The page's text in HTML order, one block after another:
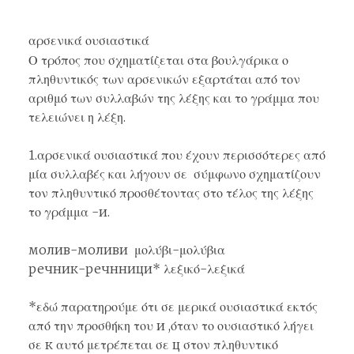
αρσενικά ουσιαστικά
Ο τρόπος που σχηματίζεται στα βουλγάρικα ο
πληθυντικός των αρσενικών εξαρτάται από τον
αριθμό των συλλαβών της λέξης και το γράμμα που
τελειώνει η λέξη.
1.αρσενικά ουσιαστικά που έχουν περισσότερες από
μία συλλαβές και λήγουν σε σύμφωνο σχηματίζουν
τον πληθυντικό προσθέτοντας στο τέλος της λέξης
το γράμμα -и.
молив-моливи μολύβι-μολύβια
речник-речнници* λεξικό-λεξικά
*εδώ παρατηρούμε ότι σε μερικά ουσιαστικά εκτός
από την προσθήκη του и ,όταν το ουσιαστικό λήγει
σε к αυτό μετρέπεται σε ц στον πληθυντικό